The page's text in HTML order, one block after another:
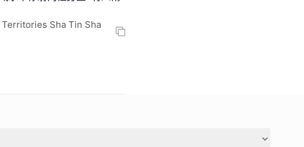
Territories Sha Tin Sha